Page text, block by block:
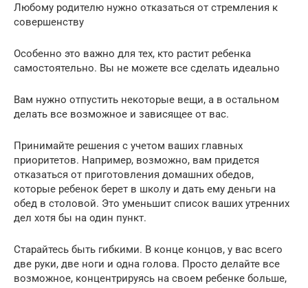
Любому родителю нужно отказаться от стремления к
совершенству
Особенно это важно для тех, кто растит ребенка
самостоятельно. Вы не можете все сделать идеально
Вам нужно отпустить некоторые вещи, а в остальном
делать все возможное и зависящее от вас.
Принимайте решения с учетом ваших главных
приоритетов. Например, возможно, вам придется
отказаться от приготовления домашних обедов,
которые ребенок берет в школу и дать ему деньги на
обед в столовой. Это уменьшит список ваших утренних
дел хотя бы на один пункт.
Старайтесь быть гибкими. В конце концов, у вас всего
две руки, две ноги и одна голова. Просто делайте все
возможное, концентрируясь на своем ребенке больше,